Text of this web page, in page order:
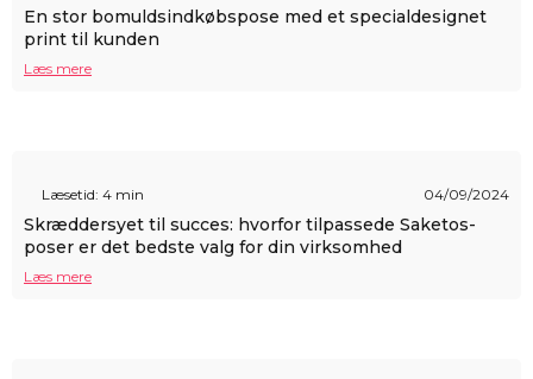
En stor bomuldsindkøbspose med et specialdesignet
print til kunden
Læs mere
Læsetid: 4 min 04/09/2024
Skræddersyet til succes: hvorfor tilpassede Saketos-
poser er det bedste valg for din virksomhed
Læs mere